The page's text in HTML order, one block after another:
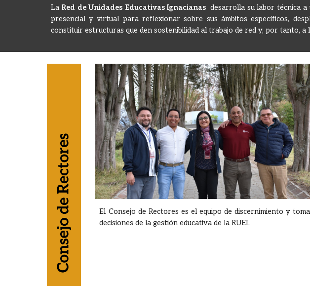
La Red de Unidades Educativas Ignacianas desarrolla su labor técnica a
presencial y virtual para reflexionar sobre sus ámbitos específicos,
constituir estructuras que den sostenibilidad al trabajo de red y, por tanto, a
El Consejo de Rectores es el equipo de discernimiento y
decisiones de la gestión educativa de la RUEI.